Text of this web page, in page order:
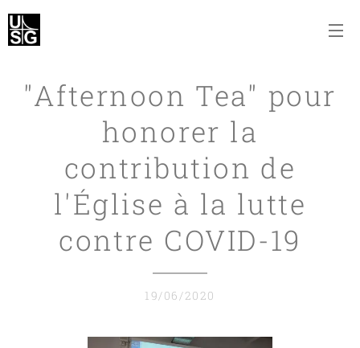
"Afternoon Tea" pour
honorer la
contribution de
l'Église à la lutte
contre COVID-19
19/06/2020